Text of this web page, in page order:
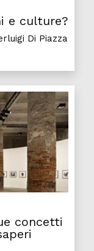
e culture?
Di Piazza
concetti